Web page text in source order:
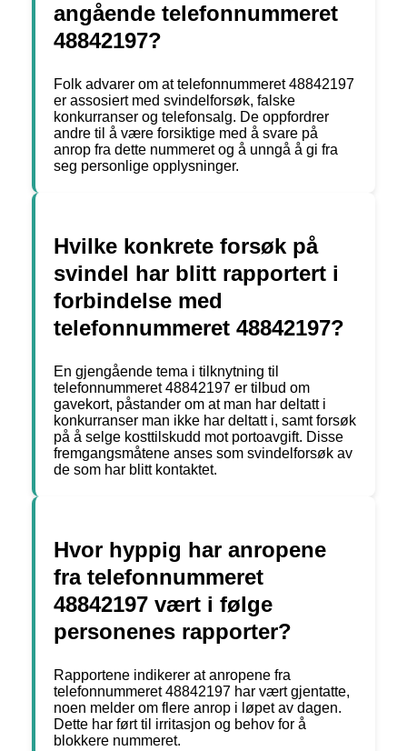
angående telefonnummeret
48842197?
Folk advarer om at telefonnummeret 48842197
er assosiert med svindelforsøk, falske
konkurranser og telefonsalg. De oppfordrer
andre til å være forsiktige med å svare på
anrop fra dette nummeret og å unngå å gi fra
seg personlige opplysninger.
Hvilke konkrete forsøk på
svindel har blitt rapportert i
forbindelse med
telefonnummeret 48842197?
En gjengående tema i tilknytning til
telefonnummeret 48842197 er tilbud om
gavekort, påstander om at man har deltatt i
konkurranser man ikke har deltatt i, samt forsøk
på å selge kosttilskudd mot portoavgift. Disse
fremgangsmåtene anses som svindelforsøk av
de som har blitt kontaktet.
Hvor hyppig har anropene
fra telefonnummeret
48842197 vært i følge
personenes rapporter?
Rapportene indikerer at anropene fra
telefonnummeret 48842197 har vært gjentatte,
noen melder om flere anrop i løpet av dagen.
Dette har ført til irritasjon og behov for å
blokkere nummeret.